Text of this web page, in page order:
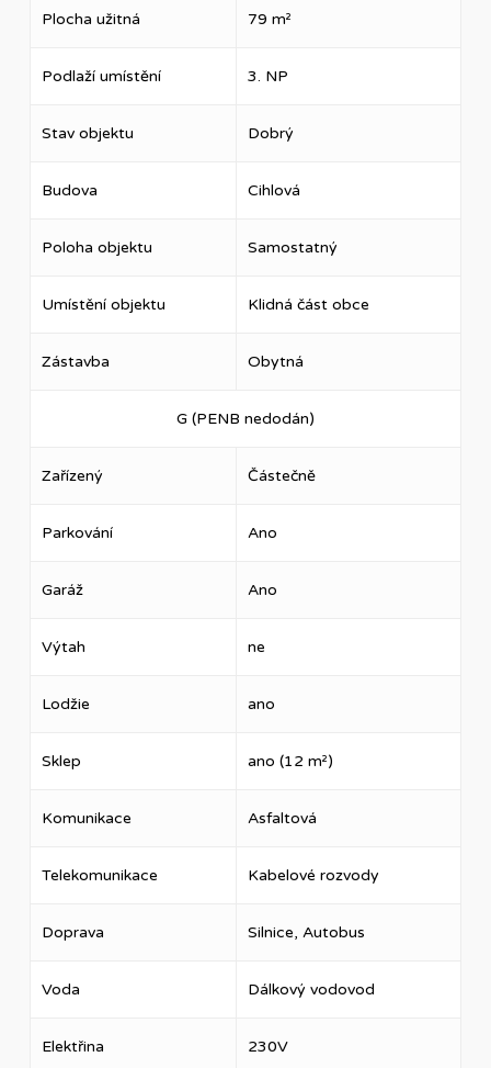
Plocha užitná 79 m²
Podlaží umístění 3. NP
Stav objektu Dobrý
Budova Cihlová
Poloha objektu Samostatný
Umístění objektu Klidná část obce
Zástavba Obytná
G (PENB nedodán)
Zařízený Částečně
Parkování Ano
Garáž Ano
Výtah ne
Lodžie ano
Sklep ano (12 m²)
Komunikace Asfaltová
Telekomunikace Kabelové rozvody
Doprava Silnice, Autobus
Voda Dálkový vodovod
Elektřina 230V